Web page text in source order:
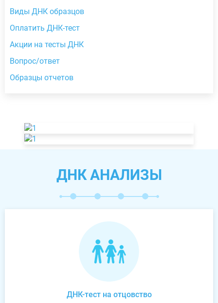
Виды ДНК образцов
Оплатить ДНК-тест
Акции на тесты ДНК
Вопрос/ответ
Образцы отчетов
ДНК АНАЛИЗЫ
ДНК-тест на отцовство